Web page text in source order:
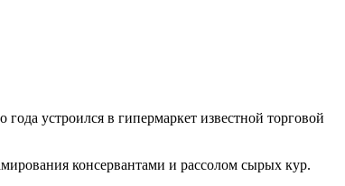
устроился в гипермаркет известной торговой
консервантами и рассолом сырых кур.